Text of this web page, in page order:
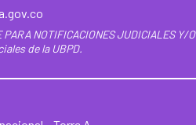
NOTIFICACIONES JUDICIALES Y/O
de la UBPD.